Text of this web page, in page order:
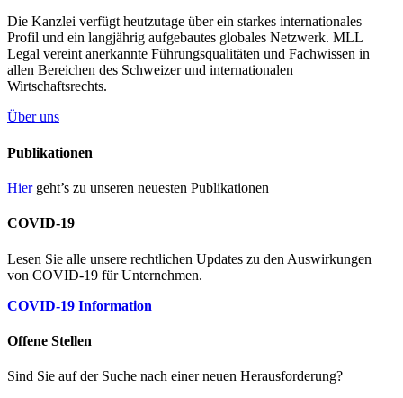
Die Kanzlei verfügt heutzutage über ein starkes internationales
Profil und ein langjährig aufgebautes globales Netzwerk. MLL
Legal vereint anerkannte Führungsqualitäten und Fachwissen in
allen Bereichen des Schweizer und internationalen
Wirtschaftsrechts.
Über uns
Publikationen
Hiergeht’s zu unseren neuesten Publikationen
COVID-19
Lesen Sie alle unsere rechtlichen Updates zu den Auswirkungen
von COVID-19 für Unternehmen.
COVID-19 Information
Offene Stellen
Sind Sie auf der Suche nach einer neuen Herausforderung?